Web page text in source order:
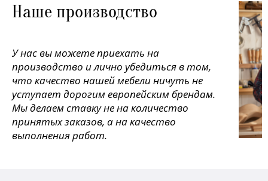
Наше производство
У нас вы можете приехать на
производство и лично убедиться в том,
что качество нашей мебели ничуть не
уступает дорогим европейским брендам.
Мы делаем ставку не на количество
принятых заказов, а на качество
выполнения работ.